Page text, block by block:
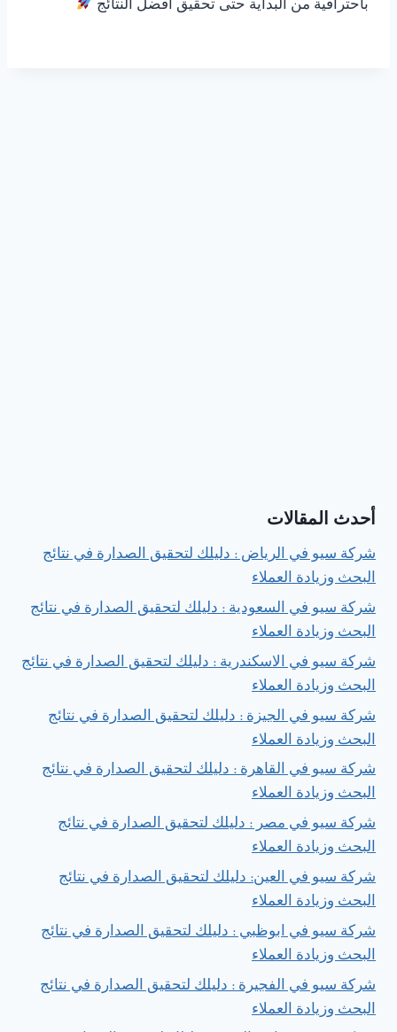
باحترافية من البداية حتى تحقيق أفضل النتائج
أحدث المقالات
شركة سيو في الرياض : دليلك لتحقيق الصدارة في نتائج
البحث وزيادة العملاء
شركة سيو في السعودية : دليلك لتحقيق الصدارة في نتائج
البحث وزيادة العملاء
شركة سيو في الاسكندرية : دليلك لتحقيق الصدارة في نتائج
البحث وزيادة العملاء
شركة سيو في الجيزة : دليلك لتحقيق الصدارة في نتائج
البحث وزيادة العملاء
شركة سيو في القاهرة : دليلك لتحقيق الصدارة في نتائج
البحث وزيادة العملاء
شركة سيو في مصر : دليلك لتحقيق الصدارة في نتائج
البحث وزيادة العملاء
شركة سيو في العين: دليلك لتحقيق الصدارة في نتائج
البحث وزيادة العملاء
شركة سيو في ابوظبي : دليلك لتحقيق الصدارة في نتائج
البحث وزيادة العملاء
شركة سيو في الفجيرة : دليلك لتحقيق الصدارة في نتائج
البحث وزيادة العملاء